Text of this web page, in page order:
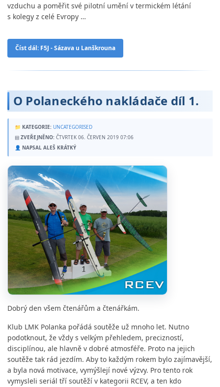
vzduchu a poměřit své pilotní umění v termickém létání
s kolegy z celé Evropy …
Číst dál: F5J - Sázava u Lanškrouna
O Polaneckého nakládače díl 1.
📁 KATEGORIE: UNCATEGORISED
▤ ZVEŘEJNĚNO: ČTVRTEK 06. ČERVEN 2019 07:06
👤 NAPSAL ALEŠ KRÁTKÝ
Dobrý den všem čtenářům a čtenářkám.
Klub LMK Polanka pořádá soutěže už mnoho let. Nutno
podotknout, že vždy s velkým přehledem, precizností,
disciplínou, ale hlavně v dobré atmosféře. Proto na jejich
soutěže tak rád jezdím. Aby to každým rokem bylo zajímavější,
a byla nová motivace, vymýšlejí nové výzvy. Pro tento rok
vymysleli seriál tří soutěží v kategorii RCEV, a ten kdo